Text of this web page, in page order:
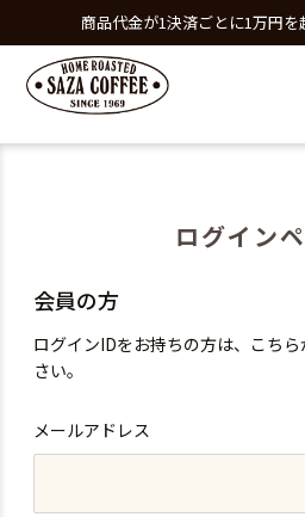
商品代金が1決済ごとに1万円
ログイン
会員の方
ログインIDをお持ちの方は、こち
さい。
メールアドレス